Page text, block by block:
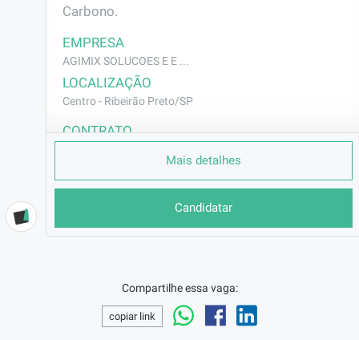
Carbono.
EMPRESA
AGIMIX SOLUCOES E E ...
LOCALIZAÇÃO
Centro - Ribeirão Preto/SP
CONTRATO
a combinar
VAGA AFIRMATIVA
Não
Vale Alimentação
Candidatar
Mais detalhes
Compartilhe essa vaga:
copiar link